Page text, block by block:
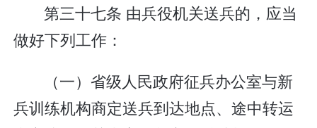
第三十七条 由兵役机关送兵的，应当
做好下列工作：
（一）省级人民政府征兵办公室与新
兵训练机构商定送兵到达地点、途中转运